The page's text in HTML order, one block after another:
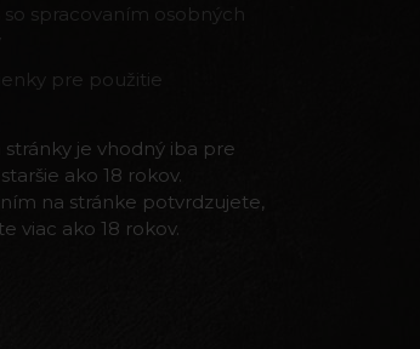
so spracovaním osobných
pre použitie
stránky je vhodný iba pre
ako 18 rokov.
na stránke potvrdzujete,
viac ako 18 rokov.